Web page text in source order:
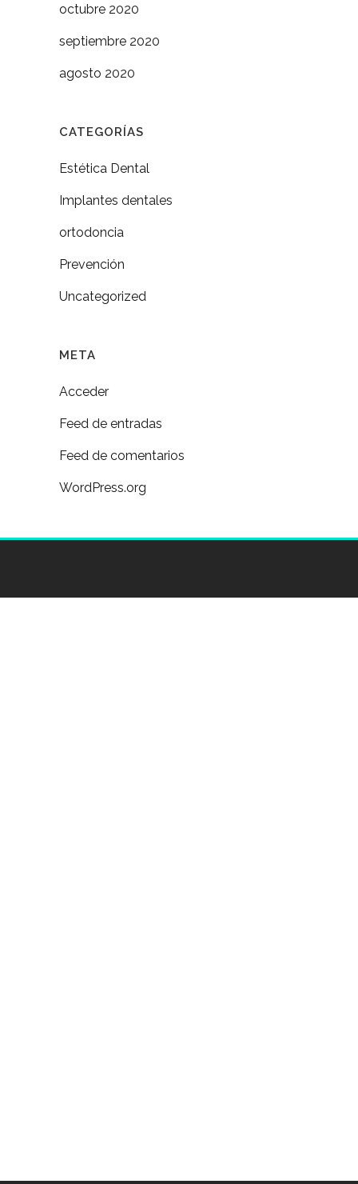
octubre 2020
septiembre 2020
agosto 2020
CATEGORÍAS
Estética Dental
Implantes dentales
ortodoncia
Prevención
Uncategorized
META
Acceder
Feed de entradas
Feed de comentarios
WordPress.org